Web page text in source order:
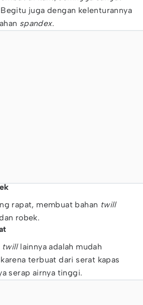
juga dengan kelenturannya
spandex.
rapat, membuat bahan twill
robek.
twilllainnya adalah mudah
terbuat dari serat kapas
serap airnya tinggi.